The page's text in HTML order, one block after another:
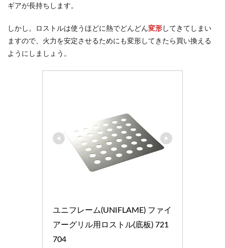
ギアが長持ちします。
しかし。ロストルは使うほどに熱でどんどん変形 してきてしまい
ますので、火力を安定させるためにも変形してきたら買い換える
ようにしましょう。
ユニフレーム(UNIFLAME) ファイ
アーグリル用ロストル(底板) 721
704